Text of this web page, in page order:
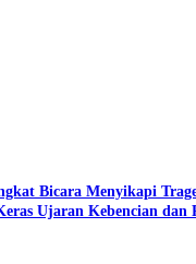
Bicara Menyikapi
Ujaran Kebencian dan